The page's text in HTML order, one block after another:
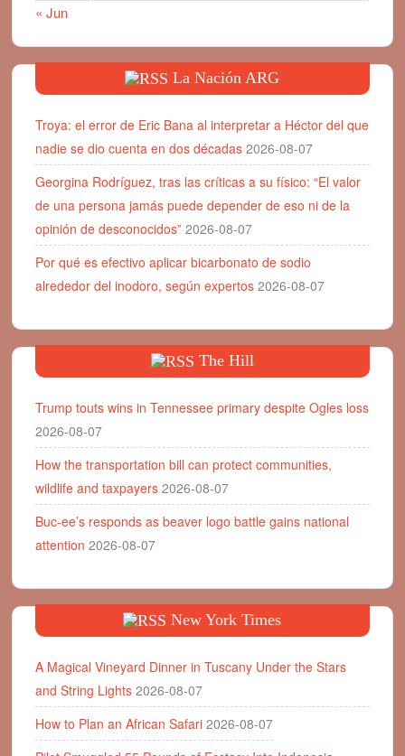
« Jun
La Nación ARG
Troya: el error de Eric Bana al interpretar a Héctor del que
nadie se dio cuenta en dos décadas 2026-08-07
Georgina Rodríguez, tras las críticas a su físico: “El valor
de una persona jamás puede depender de eso ni de la
opinión de desconocidos” 2026-08-07
Por qué es efectivo aplicar bicarbonato de sodio
alrededor del inodoro, según expertos 2026-08-07
The Hill
Trump touts wins in Tennessee primary despite Ogles loss
2026-08-07
How the transportation bill can protect communities,
wildlife and taxpayers 2026-08-07
Buc-ee’s responds as beaver logo battle gains national
attention 2026-08-07
New York Times
A Magical Vineyard Dinner in Tuscany Under the Stars
and String Lights 2026-08-07
How to Plan an African Safari 2026-08-07